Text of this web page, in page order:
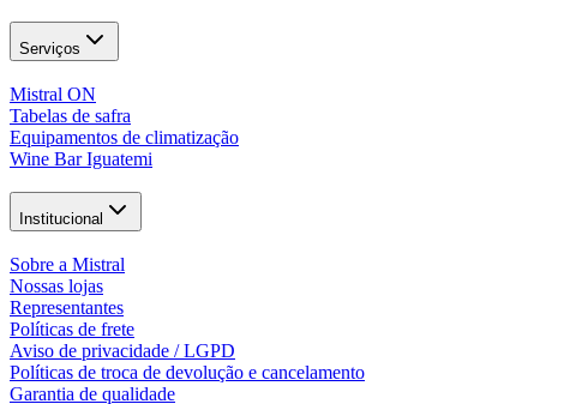
Serviços
Mistral ON
Tabelas de safra
Equipamentos de climatização
Wine Bar Iguatemi
Institucional
Sobre a Mistral
Nossas lojas
Representantes
Políticas de frete
Aviso de privacidade / LGPD
Políticas de troca de devolução e cancelamento
Garantia de qualidade